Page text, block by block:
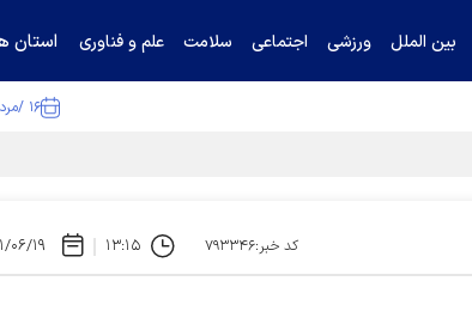
بین الملل ورزشی اجتماعی سلامت علم و فناوری استان
۱۶ /مرداد /۱۴۰۵
کد خبر:۷۹۳۳۴۶ ۱۳:۱۵ ۱۴۰۱/